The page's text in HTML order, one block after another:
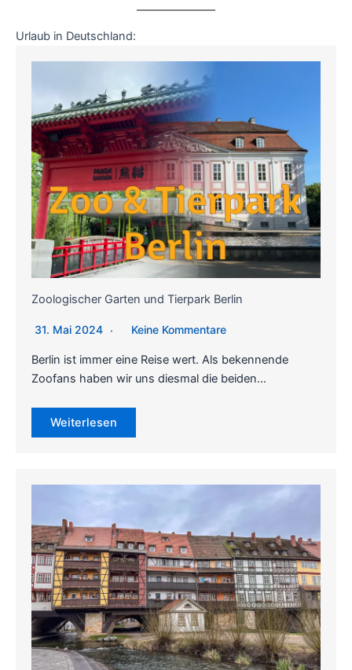
Urlaub in Deutschland:
Zoologischer Garten und Tierpark Berlin
31. Mai 2024 Keine Kommentare
Berlin ist immer eine Reise wert. Als bekennende
Zoofans haben wir uns diesmal die beiden…
Weiterlesen